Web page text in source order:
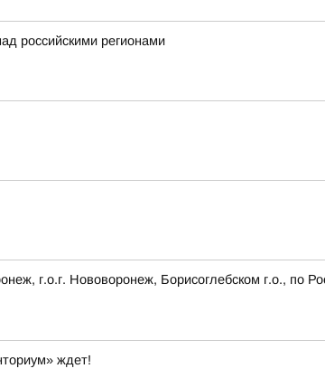
российскими регионами
г.о.г. Нововоронеж, Борисоглебском г.о., по
ждет!